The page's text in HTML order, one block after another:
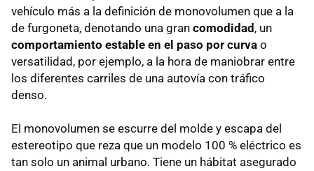
vehículo más a la definición de monovolumen que a la
de furgoneta, denotando una gran comodidad , un
comportamiento estable en el paso por curva o
versatilidad, por ejemplo, a la hora de maniobrar entre
los diferentes carriles de una autovía con tráfico
denso.
El monovolumen se escurre del molde y escapa del
estereotipo que reza que un modelo 100 % eléctrico es
tan solo un animal urbano. Tiene un hábitat asegurado